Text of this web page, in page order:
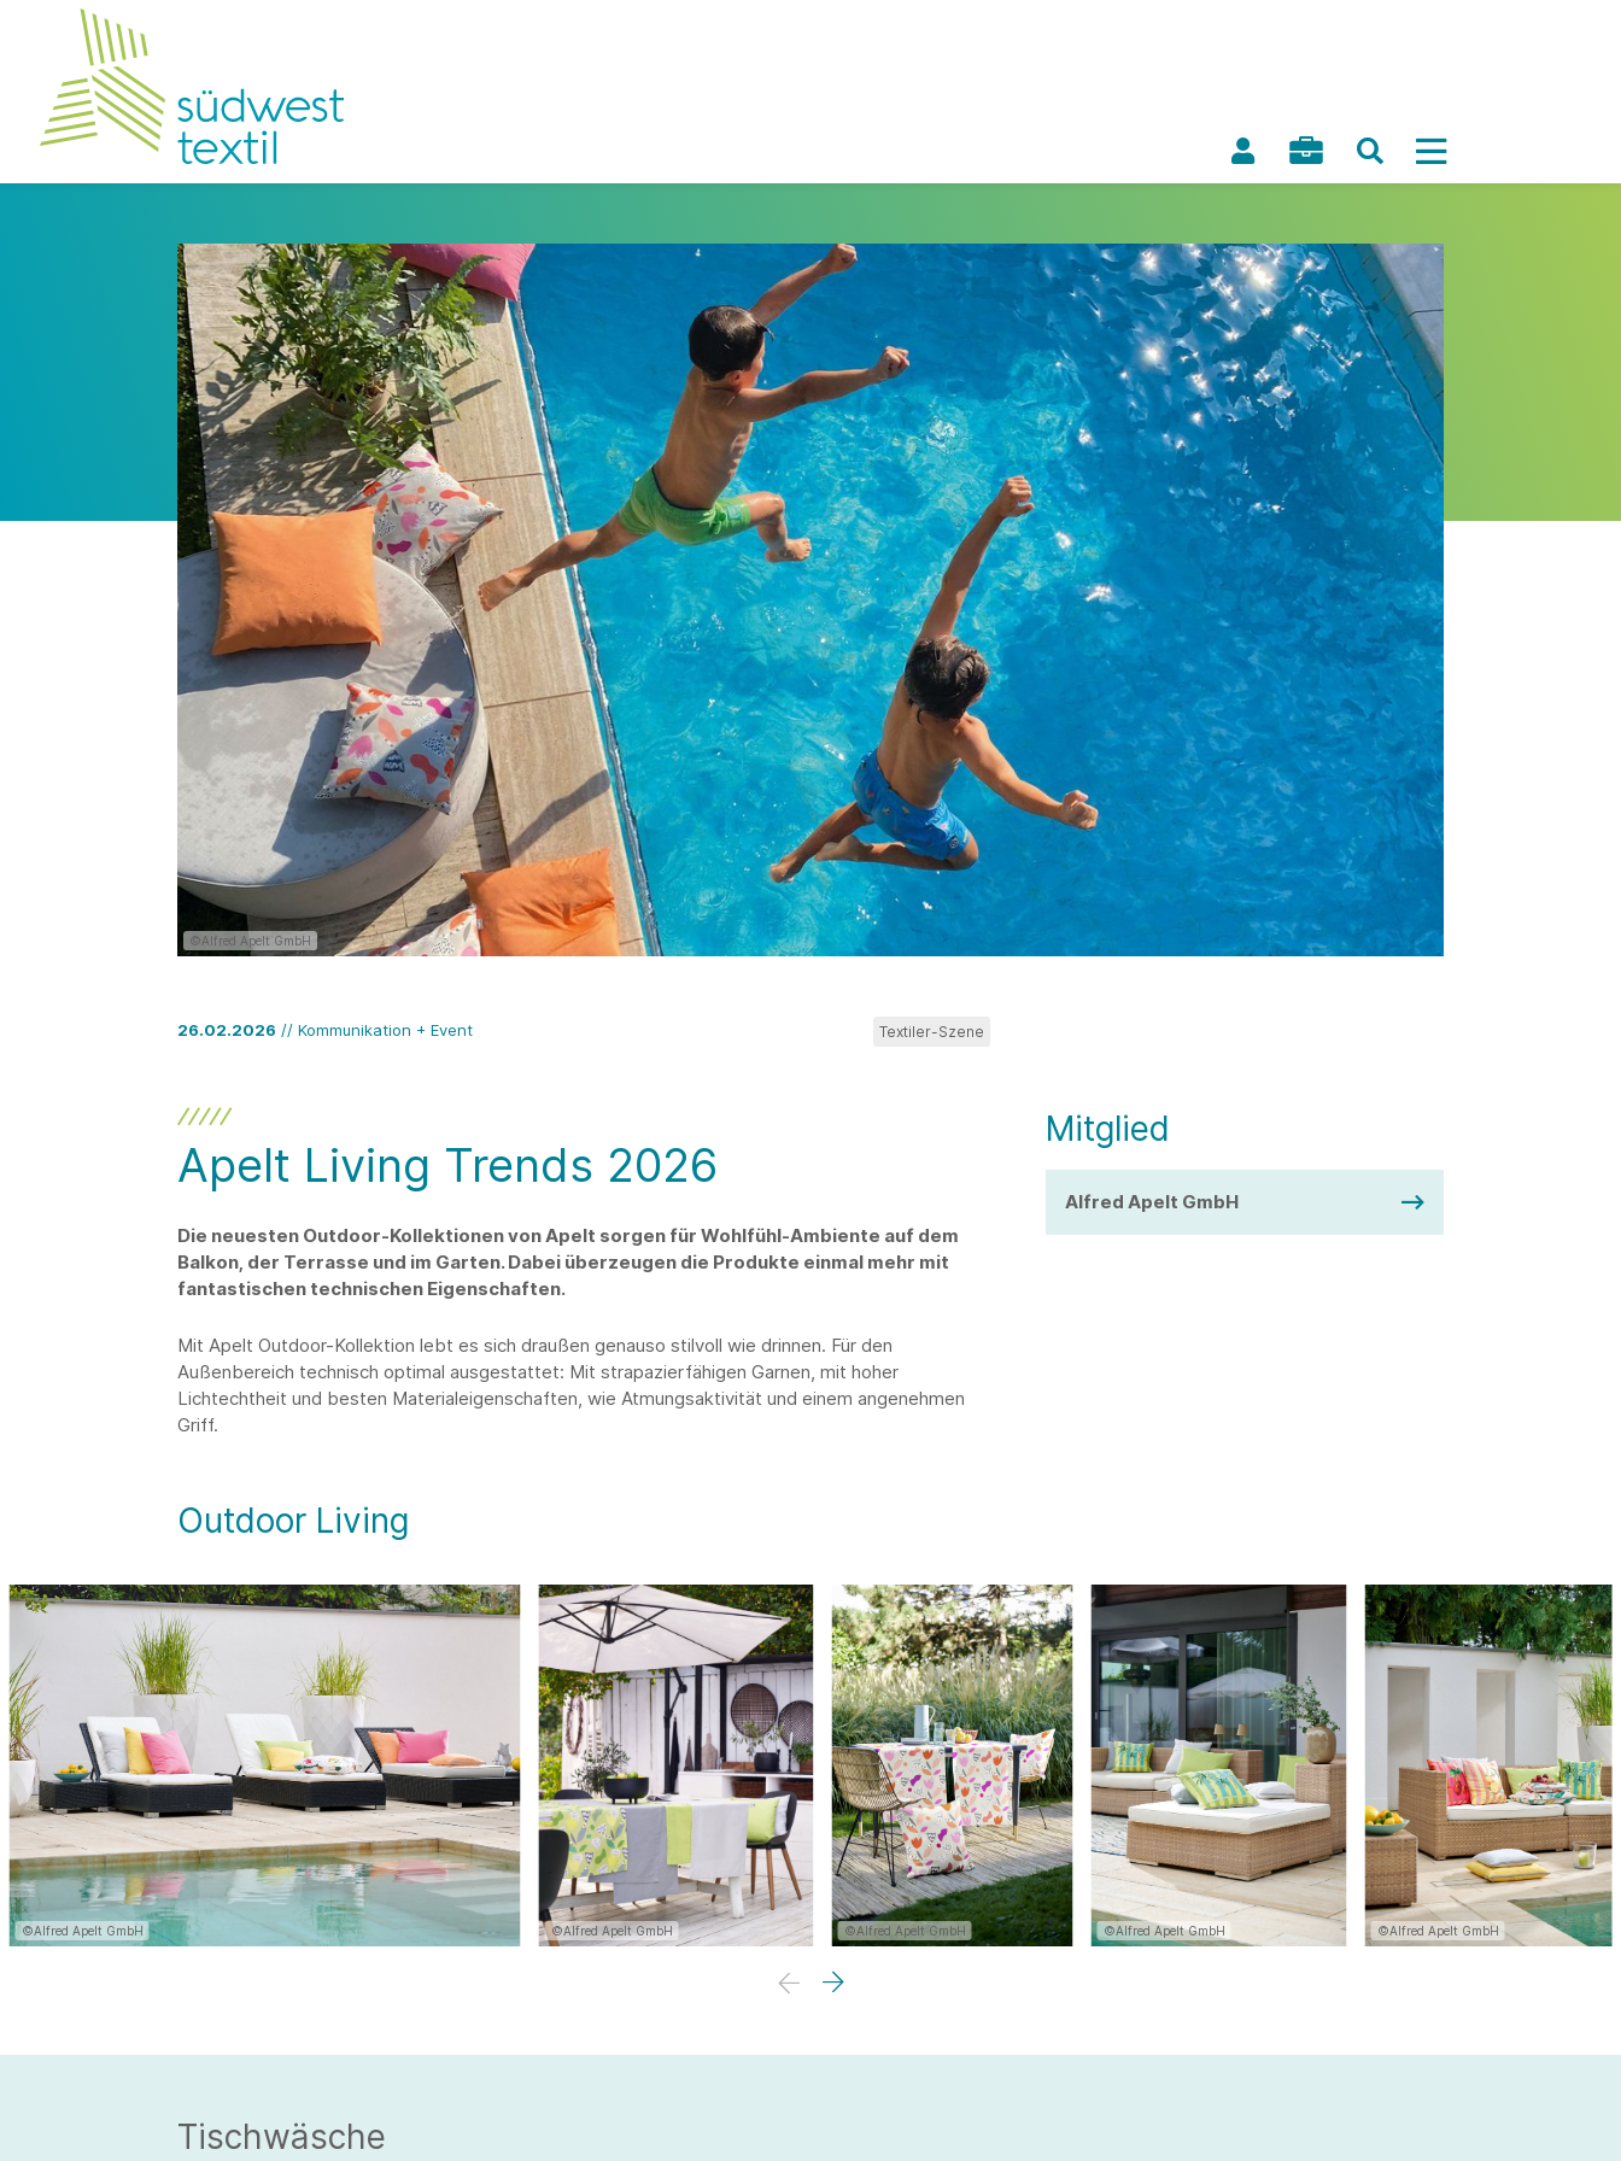
©Alfred Apelt GmbH
26.02.2026 // Kommunikation + Event Textiler-Szene
Apelt Living Trends 2026
Die neuesten Outdoor-Kollektionen von Apelt sorgen für Wohlfühl-Ambiente auf dem
Balkon, der Terrasse und im Garten. Dabei überzeugen die Produkte einmal mehr mit
fantastischen technischen Eigenschaften.
Mit Apelt Outdoor-Kollektion lebt es sich draußen genauso stilvoll wie drinnen. Für den
Außenbereich technisch optimal ausgestattet: Mit strapazierfähigen Garnen, mit hoher
Lichtechtheit und besten Materialeigenschaften, wie Atmungsaktivität und einem angenehmen
Griff.
Mitglied
Alfred Apelt GmbH
Outdoor Living
©Alfred Apelt GmbH ©Alfred Apelt GmbH ©Alfred Apelt GmbH ©Alfred Apelt GmbH ©Alfred Apelt GmbH
Tischwäsche